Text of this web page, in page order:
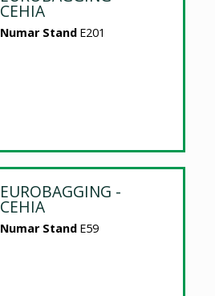
CEHIA
Numar Stand E201
EUROBAGGING -
CEHIA
Numar Stand E59